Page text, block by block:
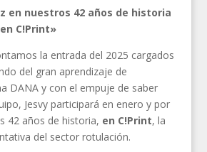
en nuestros 42 años de historia
C!Print»
la entrada del 2025 cargados
del gran aprendizaje de
DANA y con el empuje de saber
Jesvy participará en enero y por
42 años de historia, en C!Print, la
del sector rotulación.